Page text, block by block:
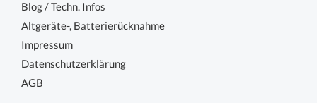
Blog / Techn. Infos
Altgeräte-, Batterierücknahme
Impressum
Datenschutzerklärung
AGB